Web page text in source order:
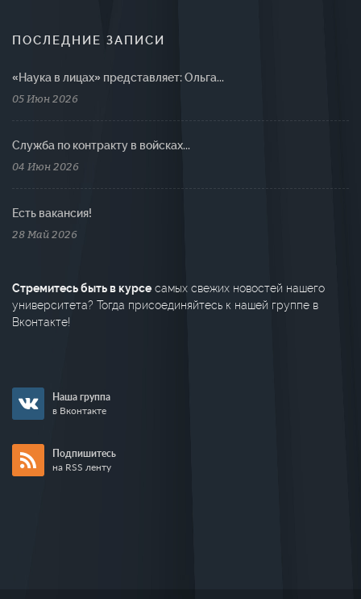
ПОСЛЕДНИЕ ЗАПИСИ
«Наука в лицах» представляет: Ольга...
05 Июн 2026
Cлужба по контракту в войсках...
04 Июн 2026
Есть вакансия!
28 Май 2026
Стремитесь быть в курсе самых свежих новостей нашего
университета? Тогда присоединяйтесь к нашей группе в
Вконтакте!
Наша группа
в Вконтакте
Подпишитесь
на RSS ленту